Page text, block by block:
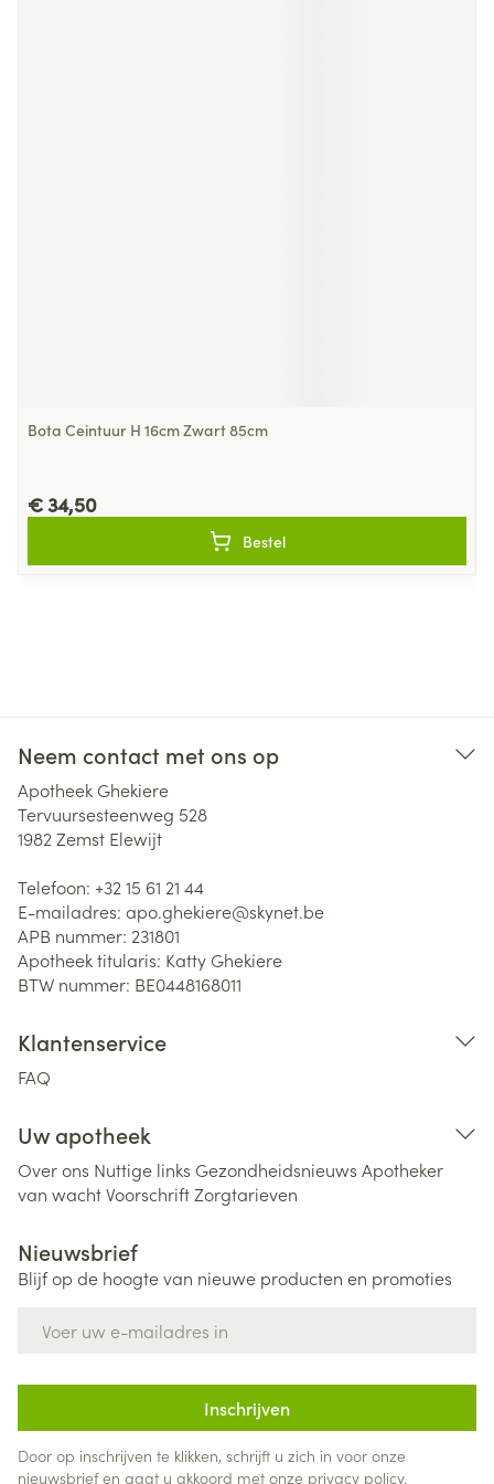
Bota Ceintuur H 16cm Zwart 85cm
€ 34,50
Bestel
Neem contact met ons op
Apotheek Ghekiere
Tervuursesteenweg 528
1982 Zemst Elewijt
Telefoon: +32 15 61 21 44
E-mailadres: apo.ghekiere@skynet.be
APB nummer: 231801
Apotheek titularis: Katty Ghekiere
BTW nummer: BE0448168011
Klantenservice
FAQ
Uw apotheek
Over ons Nuttige links Gezondheidsnieuws Apotheker
van wachtVoorschriftZorgtarieven
Nieuwsbrief
Blijf op de hoogte van nieuwe producten en promoties
Inschrijven
Door op inschrijven te klikken, schrijft u zich in voor onze
nieuwsbrief en gaat u akkoord met onze privacy policy.